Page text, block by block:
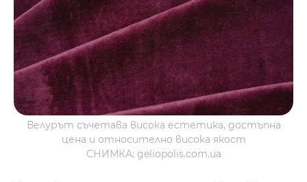
Велурът съчетава висока естетика, достъпна
цена и относително висока якост
СНИМКА: geliopolis.com.ua